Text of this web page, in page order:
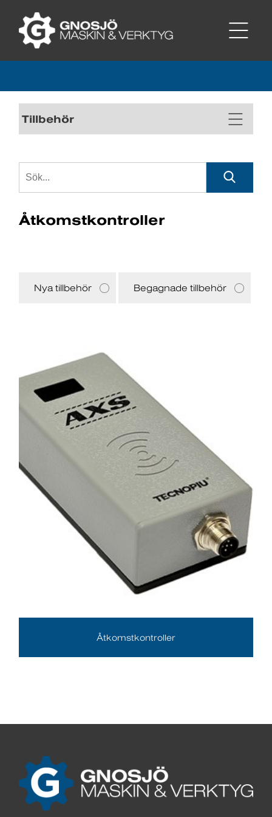
Tillbehör
Åtkomstkontroller
Nya tillbehör Begagnade tillbehör
Åtkomstkontroller